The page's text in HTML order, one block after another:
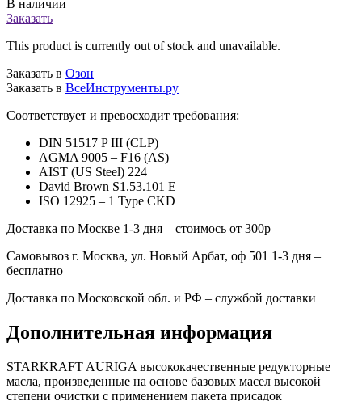
В наличии
Заказать
This product is currently out of stock and unavailable.
Заказать в Озон
Заказать в ВсеИнструменты.ру
Соответствует и превосходит требования:
DIN 51517 P III (CLP)
AGMA 9005 – F16 (AS)
AIST (US Steel) 224
David Brown S1.53.101 E
ISO 12925 – 1 Type CKD
Доставка по Москве 1-3 дня – стоимось от 300р
Самовывоз г. Москва, ул. Новый Арбат, оф 501 1-3 дня –
бесплатно
Доставка по Московской обл. и РФ – службой доставки
Дополнительная информация
STARKRAFT AURIGA высококачественные редукторные
масла, произведенные на основе базовых масел высокой
степени очистки с применением пакета присадок